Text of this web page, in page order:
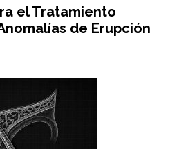
el Tratamiento
de Erupción